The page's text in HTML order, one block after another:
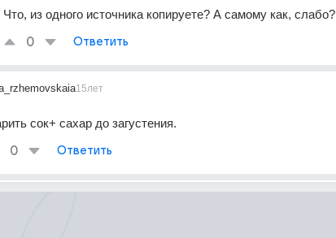
Что, из одного источника копируете? А самому как, слабо?
0 Ответить
15лет
сок+ сахар до загустения.
0 Ответить